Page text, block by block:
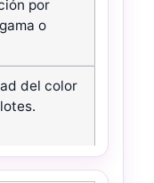
por
o
del color